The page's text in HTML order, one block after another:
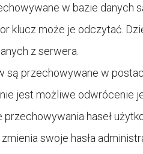
w bazie danych
klucz może je odczytać.
z serwera.
są przechowywane w
jest możliwe odwrócenie
haseł
swoje hasła